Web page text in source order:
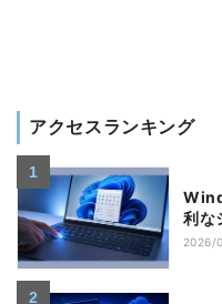
アクセスランキング
利な
2026/